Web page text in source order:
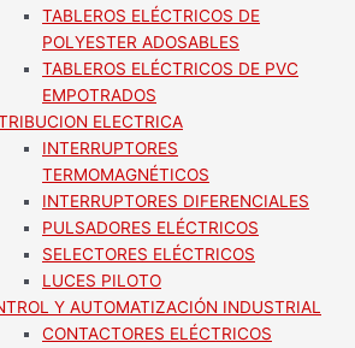
TABLEROS ELÉCTRICOS DE
POLYESTER ADOSABLES
TABLEROS ELÉCTRICOS DE PVC
EMPOTRADOS
ELECTRICA
INTERRUPTORES
TERMOMAGNÉTICOS
INTERRUPTORES DIFERENCIALES
PULSADORES ELÉCTRICOS
SELECTORES ELÉCTRICOS
LUCES PILOTO
Y AUTOMATIZACIÓN INDUSTRIAL
CONTACTORES ELÉCTRICOS